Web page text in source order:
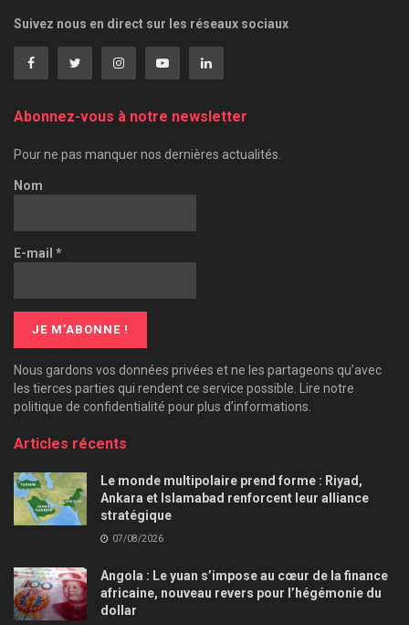
Suivez nous en direct sur les réseaux sociaux
Abonnez-vous à notre newsletter
Pour ne pas manquer nos dernières actualités.
Nom
E-mail *
Nous gardons vos données privées et ne les partageons qu’avec
les tierces parties qui rendent ce service possible. Lire notre
politique de confidentialité pour plus d’informations.
Articles récents
Le monde multipolaire prend forme : Riyad,
Ankara et Islamabad renforcent leur alliance
stratégique
07/08/2026
Angola : Le yuan s’impose au cœur de la finance
africaine, nouveau revers pour l’hégémonie du
dollar